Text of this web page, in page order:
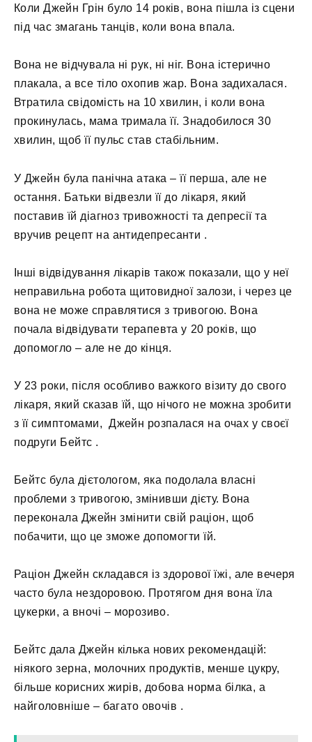
Коли Джейн Грін було 14 років, вона пішла із сцени
під час змагань танців, коли вона впала.
Вона не відчувала ні рук, ні ніг. Вона істерично
плакала, а все тіло охопив жар. Вона задихалася.
Втратила свідомість на 10 хвилин, і коли вона
прокинулась, мама тримала її. Знадобилося 30
хвилин, щоб її пульс став стабільним.
У Джейн була панічна атака – її перша, але не
остання. Батьки відвезли її до лікаря, який
поставив їй діагноз тривожності та депресії та
вручив рецепт на антидепресанти .
Інші відвідування лікарів також показали, що у неї
неправильна робота щитовидної залози, і через це
вона не може справлятися з тривогою. Вона
почала відвідувати терапевта у 20 років, що
допомогло – але не до кінця.
У 23 роки, після особливо важкого візиту до свого
лікаря, який сказав їй, що нічого не можна зробити
з її симптомами, Джейн розпалася на очах у своєї
подруги Бейтс .
Бейтс була дієтологом, яка подолала власні
проблеми з тривогою, змінивши дієту. Вона
переконала Джейн змінити свій раціон, щоб
побачити, що це зможе допомогти їй.
Раціон Джейн складався із здорової їжі, але вечеря
часто була нездоровою. Протягом дня вона їла
цукерки, а вночі – морозиво.
Бейтс дала Джейн кілька нових рекомендацій:
ніякого зерна, молочних продуктів, менше цукру,
більше корисних жирів, добова норма білка, а
найголовніше – багато овочів .